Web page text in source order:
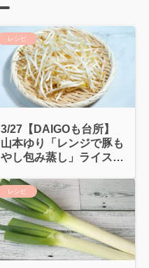
レシピ
3/27【DAIGOも台所】
山本ゆり「レンジで豚も
やし包み蒸し」ライスペ
レシピ